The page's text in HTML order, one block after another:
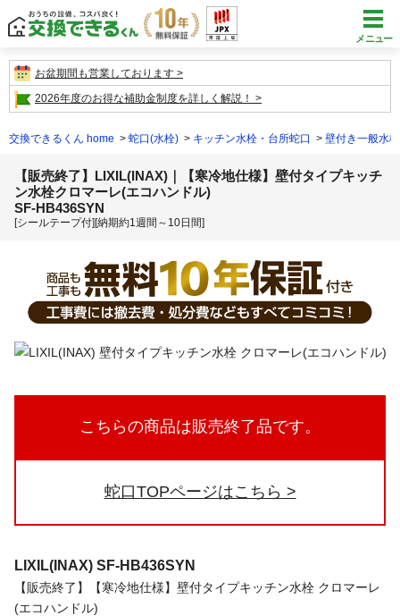
メニュー
お盆期間も営業しております
2026年度のお得な補助金制度を詳しく解説！
交換できるくん home 蛇口(水栓) キッチン水栓・台所蛇口 壁付き一般水栓
【販売終了】LIXIL(INAX)｜【寒冷地仕様】壁付タイプキッチ
ン水栓クロマーレ(エコハンドル)
SF-HB436SYN
[シールテープ付][納期約1週間～10日間]
こちらの商品は販売終了品です。
蛇口TOPページはこちら
LIXIL(INAX) SF-HB436SYN
【販売終了】【寒冷地仕様】壁付タイプキッチン水栓 クロマーレ
(エコハンドル)